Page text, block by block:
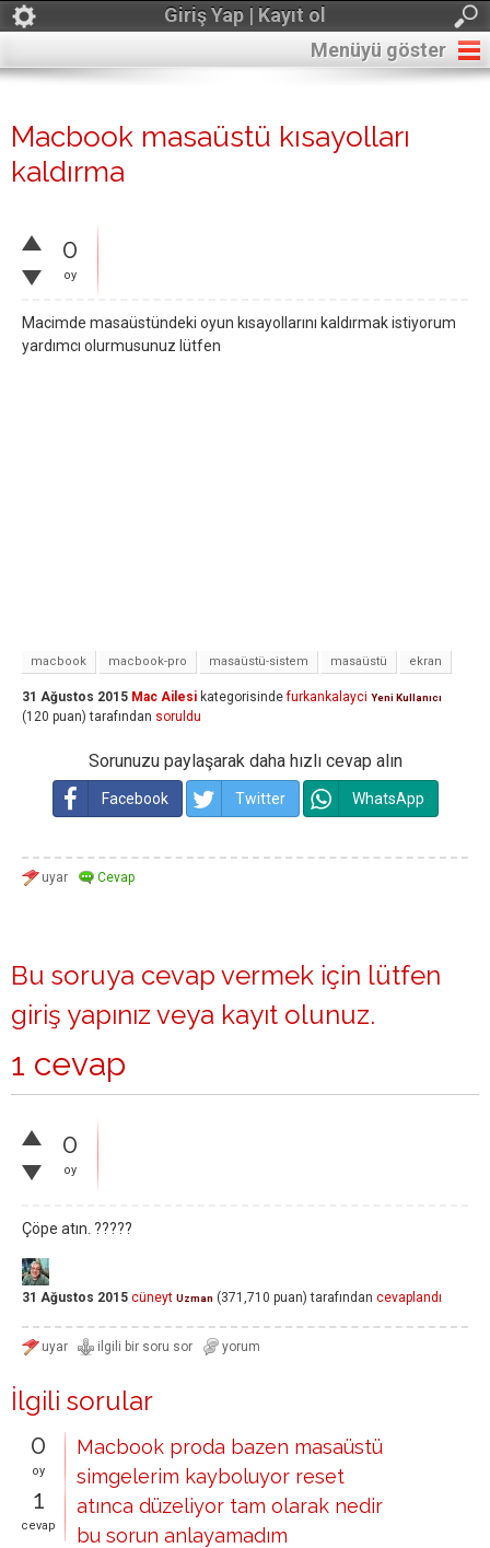
Giriş Yap | Kayıt ol
Menüyü göster
Macbook masaüstü kısayolları
kaldırma
0
oy
Macimde masaüstündeki oyun kısayollarını kaldırmak istiyorum
yardımcı olurmusunuz lütfen
macbook macbook-pro masaüstü-sistem masaüstü ekran
31 Ağustos 2015 Mac Ailesi kategorisinde furkankalayci Yeni Kullanıcı
(120 puan) tarafından soruldu
Sorunuzu paylaşarak daha hızlı cevap alın
Facebook Twitter WhatsApp
Bu soruya cevap vermek için lütfen
giriş yapınız veya kayıt olunuz.
1 cevap
0
oy
Çöpe atın. ?????
31 Ağustos 2015 cüneyt Uzman (371,710 puan) tarafından cevaplandı
İlgili sorular
0
oy
1
cevap
Macbook proda bazen masaüstü
simgelerim kayboluyor reset
atınca düzeliyor tam olarak nedir
bu sorun anlayamadım